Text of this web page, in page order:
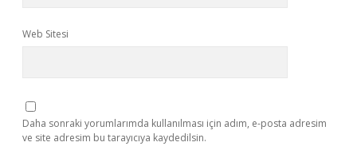
Web Sitesi
Daha sonraki yorumlarımda kullanılması için adım, e-posta adresim
ve site adresim bu tarayıcıya kaydedilsin.